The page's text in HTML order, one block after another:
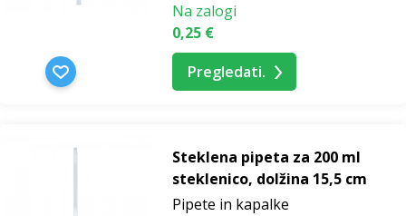
Na zalogi
0,25 €
Pregledati.
Steklena pipeta za 200 ml
steklenico, dolžina 15,5 cm
Pipete in kapalke